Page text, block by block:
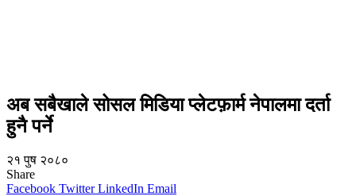
अब सबैखाले सोसल मिडिया प्लेटफ़ार्म नेपालमा दर्ता
हुनै पर्ने
२१ पुष २०८०
Share
Facebook Twitter LinkedIn Email